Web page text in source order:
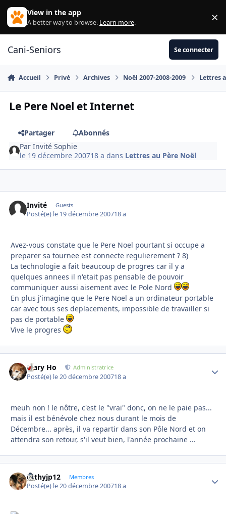
Aller au contenu
View in the app
A better way to browse. Learn more. ×
Cani-Seniors Se connecter
Accueil Privé Archives Noël 2007-2008-2009 Lettres
Le Pere Noel et Internet
Partager
Abonnés
ParInvité Sophie
le 19 décembre 200718 a dans Lettres au Père Noël
Invité Guests
Posté(e) le 19 décembre 200718 a
Avez-vous constate que le Pere Noel pourtant si occupe a
preparer sa tournee est connecte regulierement ? 8)
La technologie a fait beaucoup de progres car il y a
quelques annees il n'etait pas pensable de pouvoir
communiquer aussi aisement avec le Pole Nord
En plus j'imagine que le Pere Noel a un ordinateur portable
car avec tous ses deplacements, impossible de travailler si
pas de portable
Vive le progres
Mary Ho Administratrice
Posté(e) le 20 décembre 200718 a
meuh non ! le nôtre, c'est le "vrai" donc, on ne le paie pas...
mais il est bénévole chez nous durant le mois de
Décembre... après, il va repartir dans son Pôle Nord et on
attendra son retour, s'il veut bien, l'année prochaine ...
cathyjp12 Membres
Posté(e) le 20 décembre 200718 a